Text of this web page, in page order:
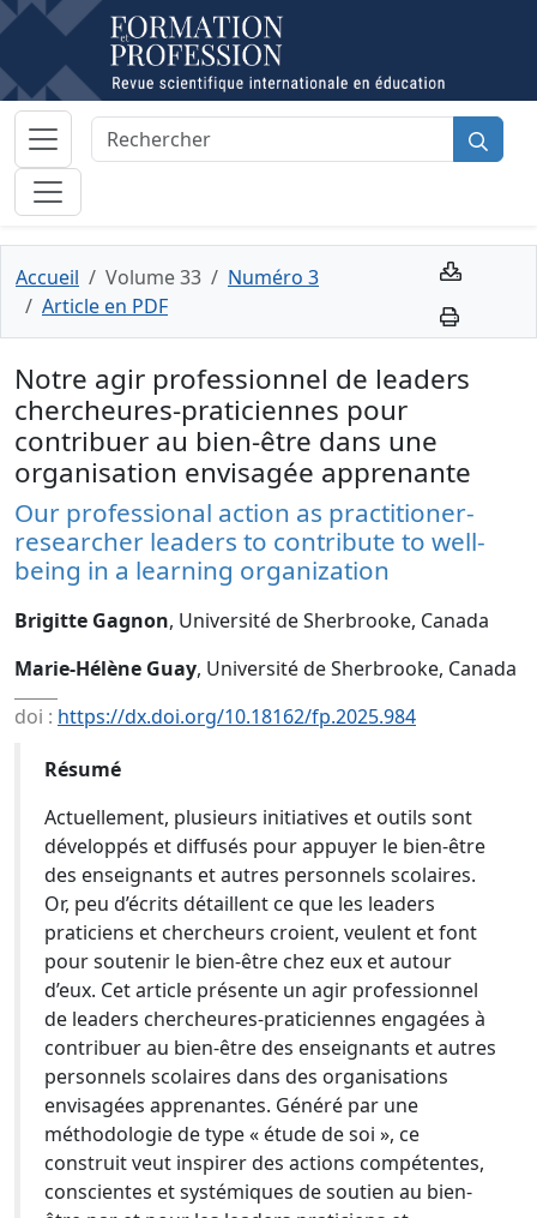
Accueil Volume 33
Numéro 3
Article en PDF
Notre agir professionnel de leaders
chercheures-praticiennes pour
contribuer au bien-être dans une
organisation envisagée apprenante
Our professional action as practitioner-
researcher leaders to contribute to well-
being in a learning organization
Brigitte Gagnon, Université de Sherbrooke, Canada
Marie-Hélène Guay, Université de Sherbrooke, Canada
doi : https://dx.doi.org/10.18162/fp.2025.984
Résumé
Actuellement, plusieurs initiatives et outils sont
développés et diffusés pour appuyer le bien-être
des enseignants et autres personnels scolaires.
Or, peu d’écrits détaillent ce que les leaders
praticiens et chercheurs croient, veulent et font
pour soutenir le bien-être chez eux et autour
d’eux. Cet article présente un agir professionnel
de leaders chercheures-praticiennes engagées à
contribuer au bien-être des enseignants et autres
personnels scolaires dans des organisations
envisagées apprenantes. Généré par une
méthodologie de type « étude de soi », ce
construit veut inspirer des actions compétentes,
conscientes et systémiques de soutien au bien-